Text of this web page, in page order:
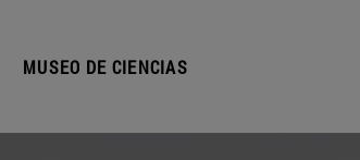
MUSEO DE CIENCIAS